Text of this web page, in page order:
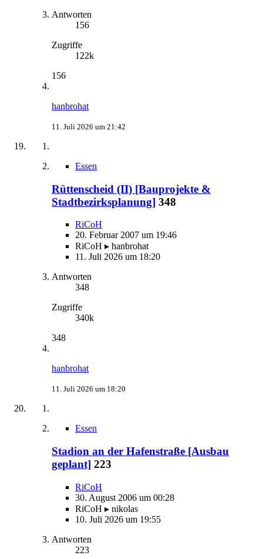
Antworten
156
Zugriffe
122k
156
hanbrohat
11. Juli 2026 um 21:42
Essen
Rüttenscheid (II) [Bauprojekte &
Stadtbezirksplanung] 348
RiCoH
20. Februar 2007 um 19:46
RiCoH ▸ hanbrohat
11. Juli 2026 um 18:20
Antworten
348
Zugriffe
340k
348
hanbrohat
11. Juli 2026 um 18:20
Essen
Stadion an der Hafenstraße [Ausbau
geplant] 223
RiCoH
30. August 2006 um 00:28
RiCoH ▸ nikolas
10. Juli 2026 um 19:55
Antworten
223